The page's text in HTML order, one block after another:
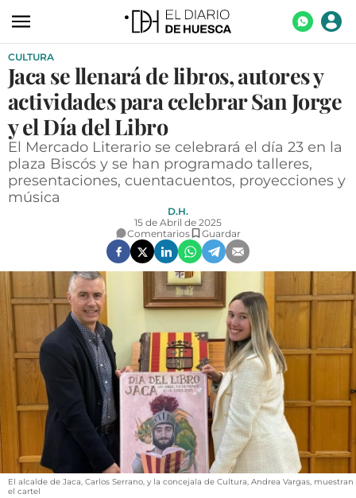
ACTUALIDAD
ECONOMÍA
TECNOLOGÍA
TURISMO
AGROALIMENTACIÓN
SOCIEDAD
OPINIÓN
GALERÍAS
VÍDEOS
CONTACTAR
FIESTAS EN EL ALTO ARAGÓN
FIESTAS DE SAN LORENZO
AGENDA
CULTURA
Jaca se llenará de libros, autores y
actividades para celebrar San Jorge
y el Día del Libro
El Mercado Literario se celebrará el día 23 en la
plaza Biscós y se han programado talleres,
presentaciones, cuentacuentos, proyecciones y
música
D.H.
15 de Abril de 2025
Comentarios
Guardar
El alcalde de Jaca, Carlos Serrano, y la concejala de Cultura, Andrea Vargas, muestran
el cartel